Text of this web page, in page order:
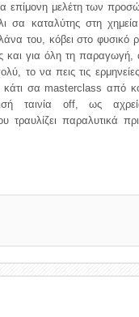
επίμονη μελέτη των
σα καταλύτης στη
του, κόβει στο φυσικό
και για όλη τη παραγωγή,
το να πεις τις
κάτι σα masterclass από
ταινία off, ως
παραλυτικά